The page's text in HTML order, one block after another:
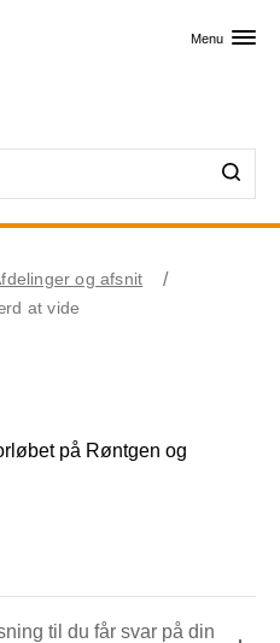
Menu
og afsnit
at vide
på Røntgen og
til du får svar på din